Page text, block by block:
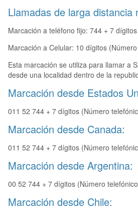
Llamadas de larga distancia
Marcación a teléfono fijo: 744 + 7
Marcación a Celular: 10 dígitos
Esta marcación se utiliza para llamar a
desde una localidad dentro de la
Marcación desde Estados
011 52 744 + 7 dígitos (Número
Marcación desde Canada:
011 52 744 + 7 dígitos (Número
Marcación desde Argentina:
00 52 744 + 7 dígitos (Número
Marcación desde Chile: